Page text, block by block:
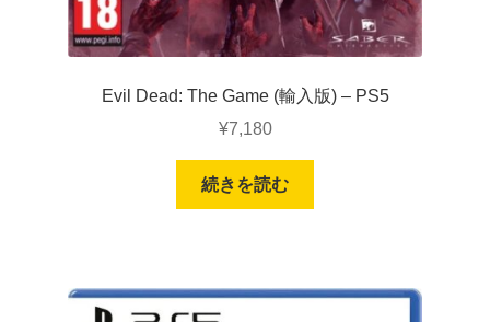
Evil Dead: The Game (輸入版) – PS5
¥7,180
続きを読む